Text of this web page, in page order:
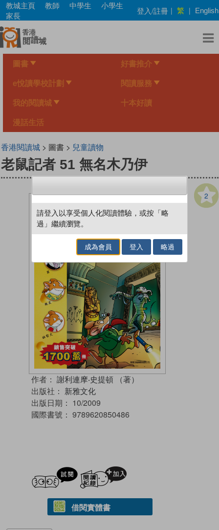
Skip
main
content
教城主頁 教師 中學生
小學生
家長
登入/註冊 | 繁 | English
圖書 好書推介
e悅讀學校計劃 閱讀服務
我的閱讀城 十本好讀
漫話生活
香港閱讀城> 圖書 > 兒童讀物
老鼠記者 51 無名木乃伊
2
作者： 謝利連摩‧史提頓 （著）
出版社： 新雅文化
出版日期： 10/2009
國際書號： 9789620850486
試閲
借閱實體書
請登入以享受個人化閱讀體驗，或按「略
過」繼續瀏覽。
成為會員 登入 略過